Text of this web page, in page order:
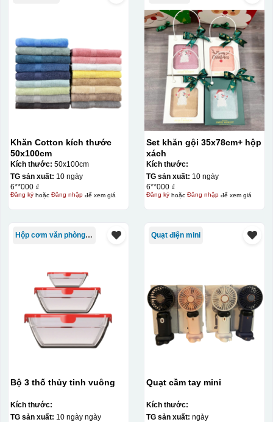
Khăn Cotton kích thước
50x100cm
Kích thước: 50x100cm
TG sản xuất: 10 ngày
6**000 ₫
Đăng kýhoặc Đăng nhậpđể xem giá
Set khăn gội 35x78cm+ hộp
xách
Kích thước:
TG sản xuất: 10 ngày
6**000 ₫
Đăng kýhoặc Đăng nhậpđể xem giá
Hộp cơm văn phòng Trung Quốc
Bộ 3 thố thủy tinh vuông
Kích thước:
TG sản xuất: 10 ngày ngày
Quạt điện mini
Quạt cầm tay mini
Kích thước:
TG sản xuất: ngày